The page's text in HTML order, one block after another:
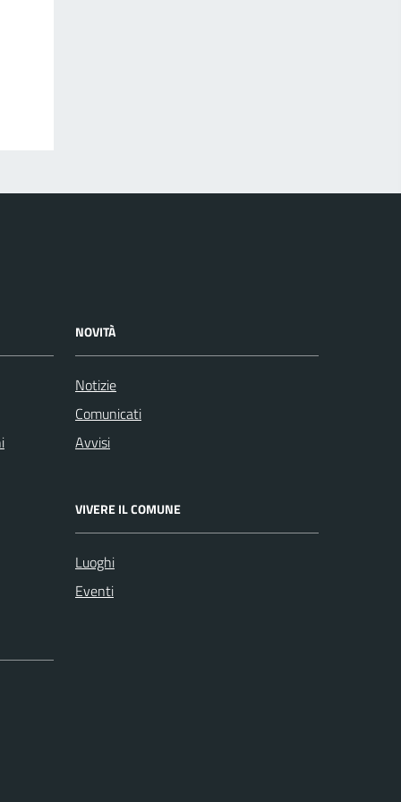
NOVITÀ
Notizie
Comunicati
Avvisi
VIVERE IL COMUNE
Luoghi
Eventi